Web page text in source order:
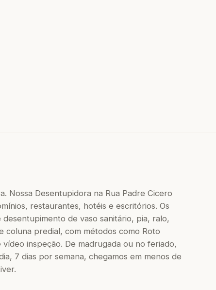
Nossa Desentupidora na Rua Padre Cicero
restaurantes, hotéis e escritórios. Os
de vaso sanitário, pia, ralo,
coluna predial, com métodos como Roto
inspeção. De madrugada ou no feriado,
7 dias por semana, chegamos em menos de